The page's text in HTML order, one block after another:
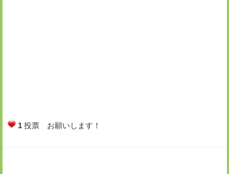
1投票 お願いします！